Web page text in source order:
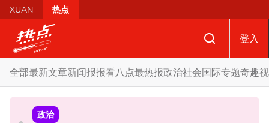
Skip to main content
XUAN 热点
登入
全部最新文章新闻报报看八点最热报政治社会国际专题奇趣
社会
政治
政治